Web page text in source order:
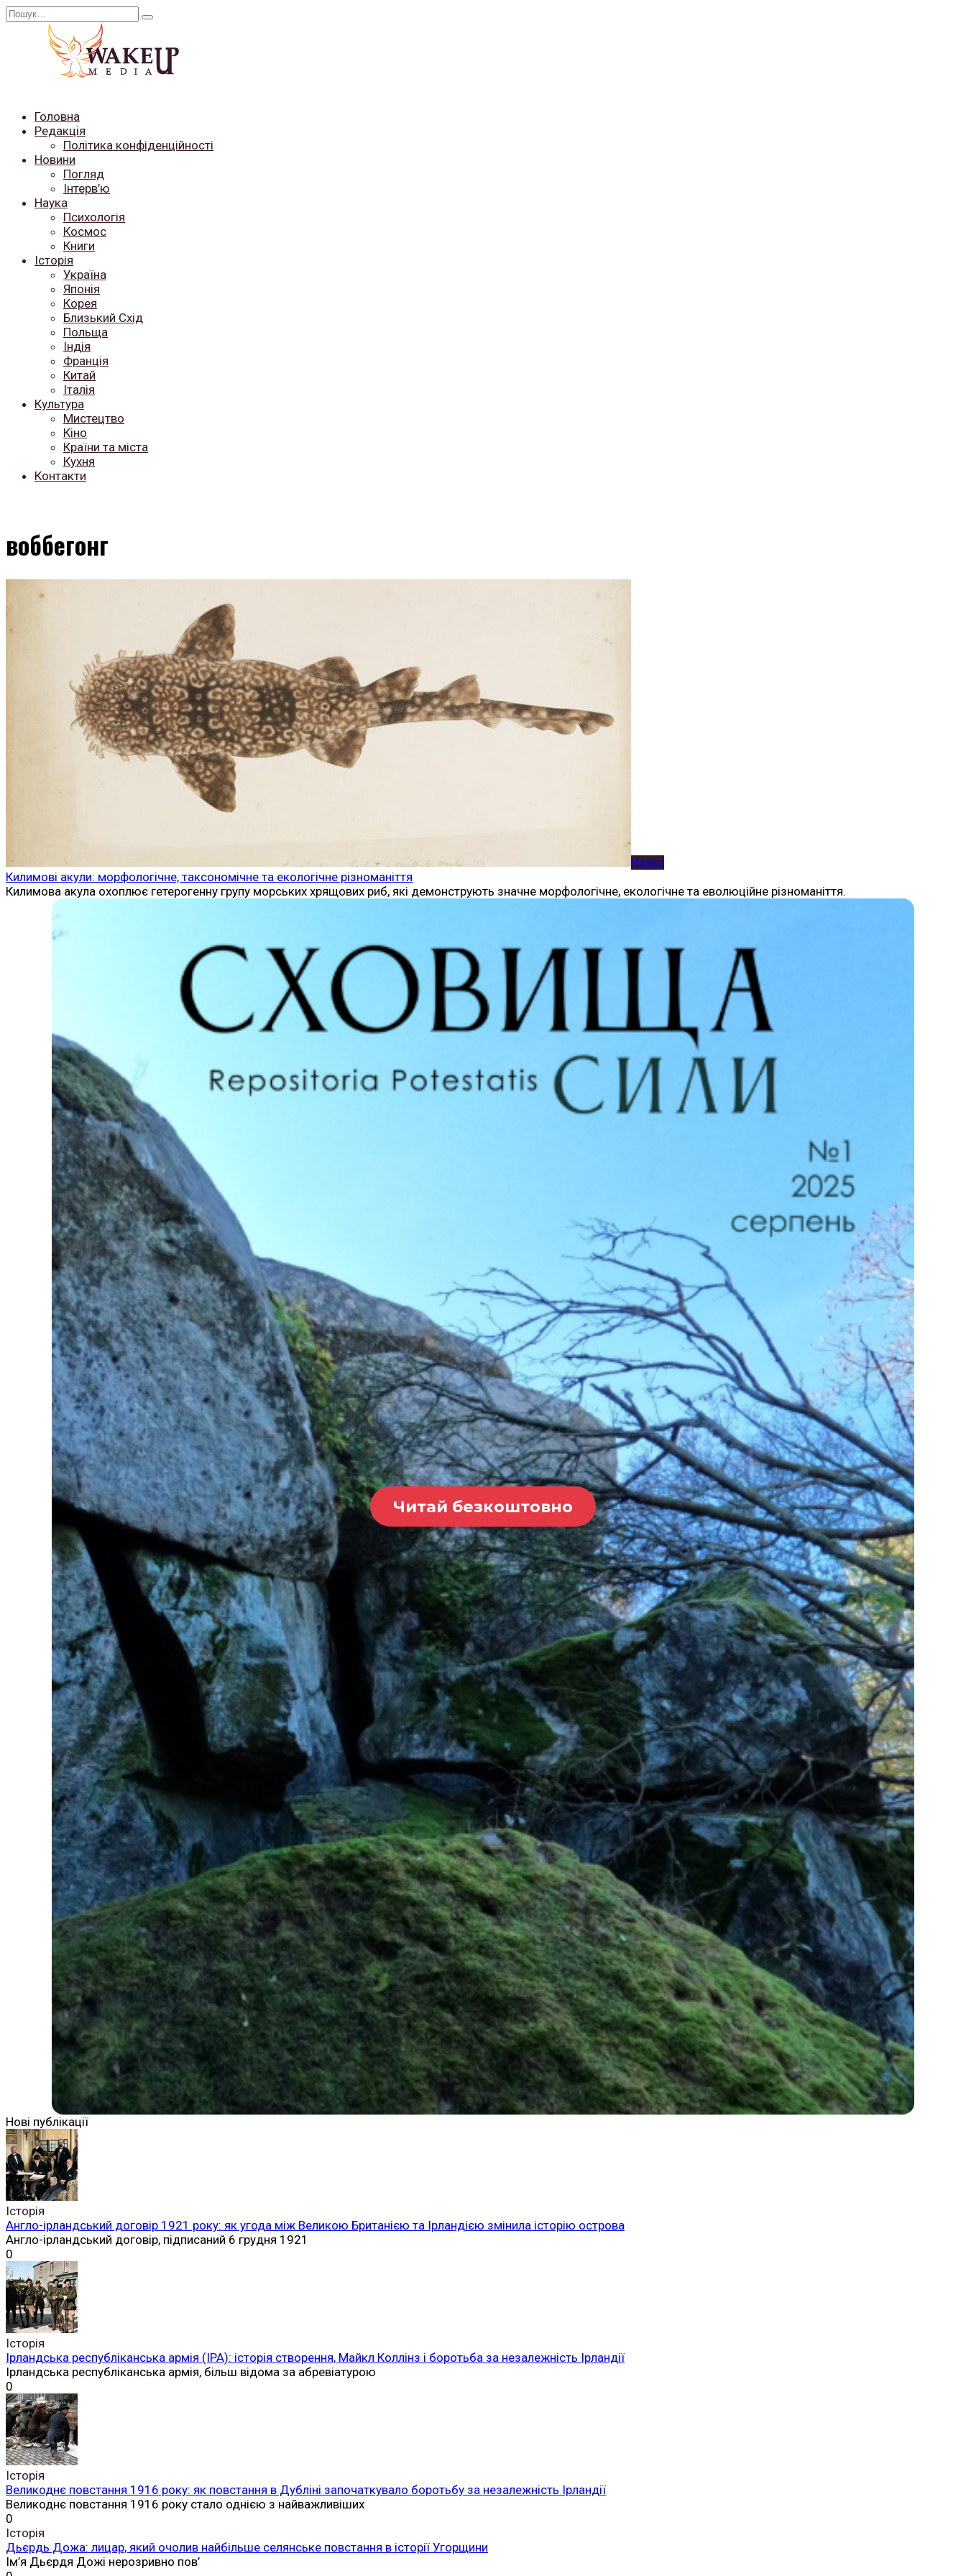
Перейти
Search
Головна
Редакція
Політика конфіденційності
Новини
Погляд
Інтерв’ю
Наука
Психологія
Космос
Книги
Історія
Україна
Японія
Корея
Близький Схід
Польща
Індія
Франція
Китай
Італія
Культура
Мистецтво
Кіно
Країни та міста
Кухня
Контакти
воббегонг
Наука
Килимові акули: морфологічне, таксономічне та екологічне різноманіття
Килимова акула охоплює гетерогенну групу морських хрящових риб, які демонструють значне морфологічне, екологічне та еволюційне різноманіття.
Читай безкоштовно
Нові публікації
Історія
Англо-ірландський договір 1921 року: як угода між Великою Британією та Ірландією змінила історію острова
Англо-ірландський договір, підписаний 6 грудня 1921
0
Історія
Ірландська республіканська армія (ІРА): історія створення, Майкл Коллінз і боротьба за незалежність Ірландії
Ірландська республіканська армія, більш відома за абревіатурою
0
Історія
Великоднє повстання 1916 року: як повстання в Дубліні започаткувало боротьбу за незалежність Ірландії
Великоднє повстання 1916 року стало однією з найважливіших
0
Історія
Дьєрдь Дожа: лицар, який очолив найбільше селянське повстання в історії Угорщини
Ім’я Дьєрдя Дожі нерозривно пов’